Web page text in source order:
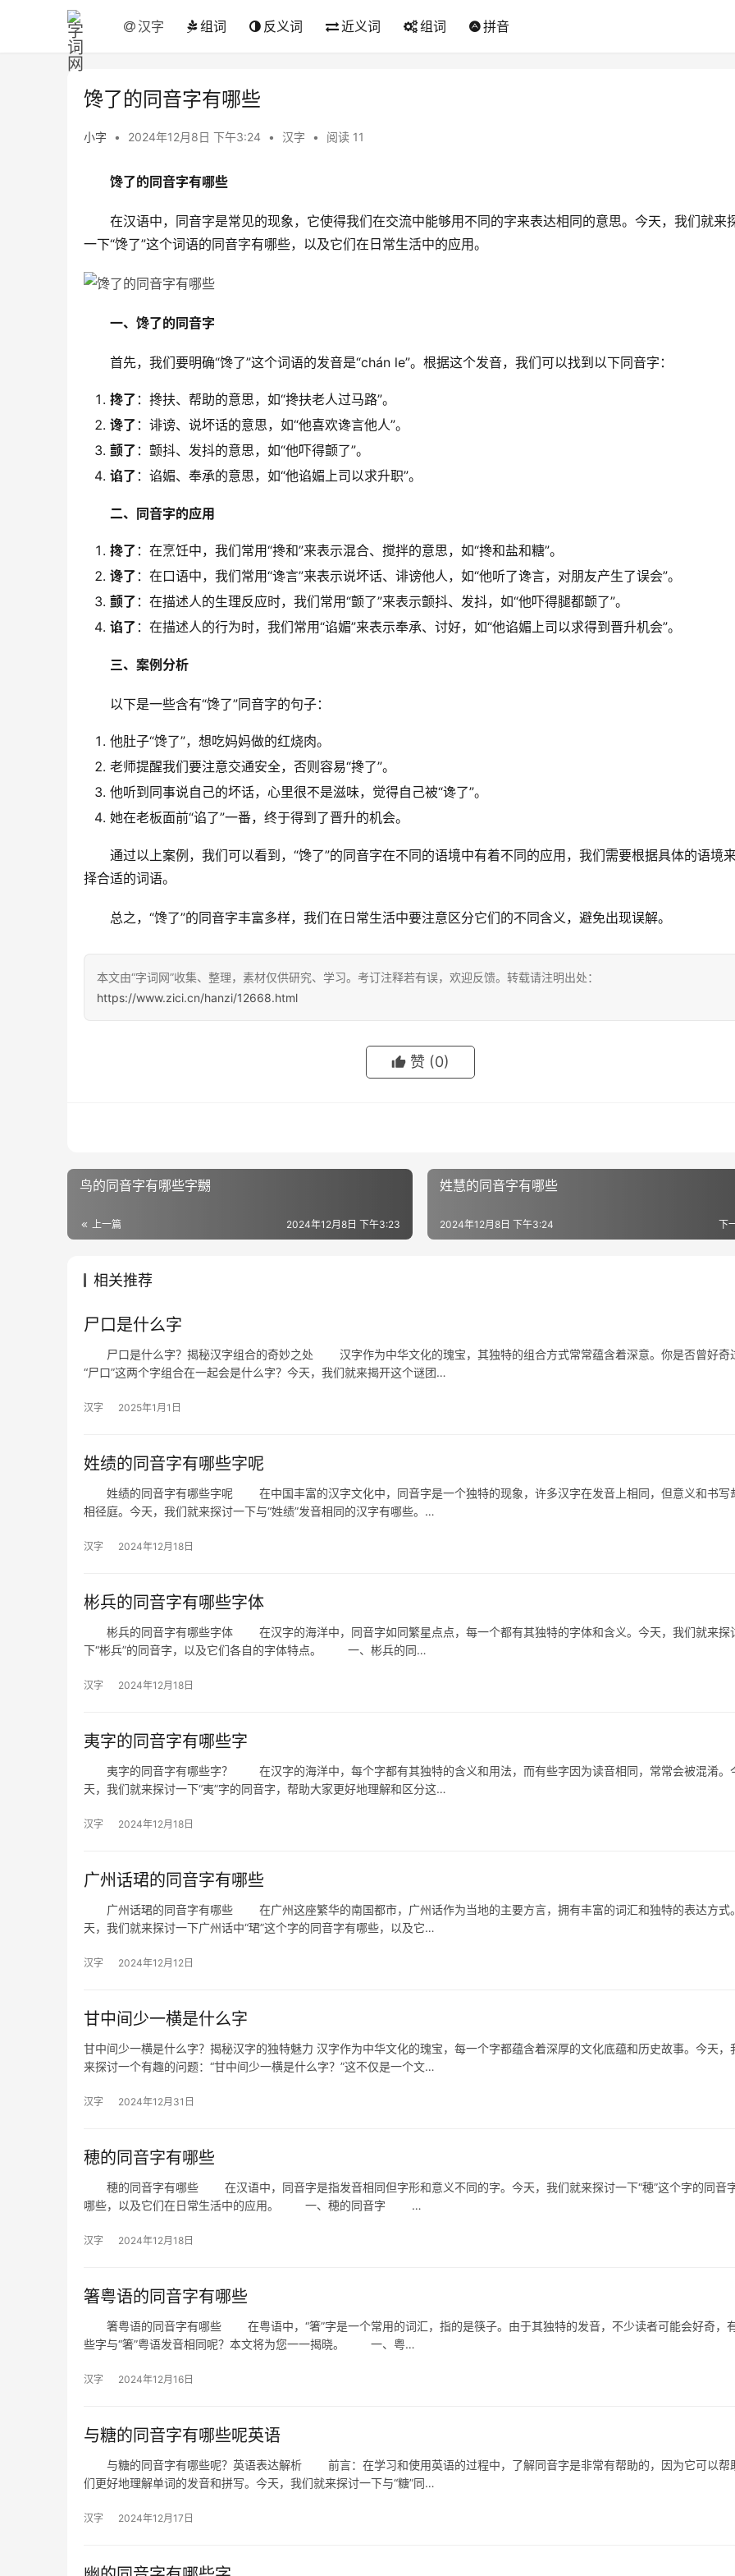
汉字 组词 反义词 近义词 组词 拼音
馋了的同音字有哪些
小字 • 2024年12月8日 下午3:24 • 汉字 • 阅读 11
馋了的同音字有哪些
在汉语中，同音字是常见的现象，它使得我们在交流中能够用不同的字来表达相同的意思。今天，我们就来
一下“馋了”这个词语的同音字有哪些，以及它们在日常生活中的应用。
一、馋了的同音字
首先，我们要明确“馋了”这个词语的发音是“chán le”。根据这个发音，我们可以找到以下同音字：
搀了 ：搀扶、帮助的意思，如“搀扶老人过马路”。
谗了 ：诽谤、说坏话的意思，如“他喜欢谗言他人”。
颤了 ：颤抖、发抖的意思，如“他吓得颤了”。
谄了 ：谄媚、奉承的意思，如“他谄媚上司以求升职”。
二、同音字的应用
搀了 ：在烹饪中，我们常用“搀和”来表示混合、搅拌的意思，如“搀和盐和糖”。
谗了 ：在口语中，我们常用“谗言”来表示说坏话、诽谤他人，如“他听了谗言，对朋友产生了误会”。
颤了 ：在描述人的生理反应时，我们常用“颤了”来表示颤抖、发抖，如“他吓得腿都颤了”。
谄了 ：在描述人的行为时，我们常用“谄媚”来表示奉承、讨好，如“他谄媚上司以求得到晋升机会”。
三、案例分析
以下是一些含有“馋了”同音字的句子：
他肚子“馋了”，想吃妈妈做的红烧肉。
老师提醒我们要注意交通安全，否则容易“搀了”。
他听到同事说自己的坏话，心里很不是滋味，觉得自己被“谗了”。
她在老板面前“谄了”一番，终于得到了晋升的机会。
通过以上案例，我们可以看到，“馋了”的同音字在不同的语境中有着不同的应用，我们需要根据具体的语境
择合适的词语。
总之，“馋了”的同音字丰富多样，我们在日常生活中要注意区分它们的不同含义，避免出现误解。
本文由“字词网”收集、整理，素材仅供研究、学习。考订注释若有误，欢迎反馈。转载请注明出处：
https://www.zici.cn/hanzi/12668.html
赞 (0)
鸟的同音字有哪些字嬲
上一篇 2024年12月8日 下午3:23
姓慧的同音字有哪些
下
2024年12月8日 下午3:24
相关推荐
尸口是什么字
尸口是什么字？揭秘汉字组合的奇妙之处 汉字作为中华文化的瑰宝，其独特的组合方式常常蕴含着深意。你是否曾好奇
“尸口”这两个字组合在一起会是什么字？今天，我们就来揭开这个谜团…
汉字 2025年1月1日
姓绩的同音字有哪些字呢
姓绩的同音字有哪些字呢 在中国丰富的汉字文化中，同音字是一个独特的现象，许多汉字在发音上相同，但意义和书写
相径庭。今天，我们就来探讨一下与“姓绩”发音相同的汉字有哪些。…
汉字 2024年12月18日
彬兵的同音字有哪些字体
彬兵的同音字有哪些字体 在汉字的海洋中，同音字如同繁星点点，每一个都有其独特的字体和含义。今天，我们就来探
下“彬兵”的同音字，以及它们各自的字体特点。 一、彬兵的同…
汉字 2024年12月18日
夷字的同音字有哪些字
夷字的同音字有哪些字？ 在汉字的海洋中，每个字都有其独特的含义和用法，而有些字因为读音相同，常常会被混淆。
天，我们就来探讨一下“夷”字的同音字，帮助大家更好地理解和区分这…
汉字 2024年12月18日
广州话珺的同音字有哪些
广州话珺的同音字有哪些 在广州这座繁华的南国都市，广州话作为当地的主要方言，拥有丰富的词汇和独特的表达方式
天，我们就来探讨一下广州话中“珺”这个字的同音字有哪些，以及它…
汉字 2024年12月12日
甘中间少一横是什么字
甘中间少一横是什么字？揭秘汉字的独特魅力 汉字作为中华文化的瑰宝，每一个字都蕴含着深厚的文化底蕴和历史故事。今天，
来探讨一个有趣的问题：“甘中间少一横是什么字？”这不仅是一个文…
汉字 2024年12月31日
穂的同音字有哪些
穂的同音字有哪些 在汉语中，同音字是指发音相同但字形和意义不同的字。今天，我们就来探讨一下“穂”这个字的同音
哪些，以及它们在日常生活中的应用。 一、穂的同音字 …
汉字 2024年12月18日
箸粤语的同音字有哪些
箸粤语的同音字有哪些 在粤语中，“箸”字是一个常用的词汇，指的是筷子。由于其独特的发音，不少读者可能会好奇，
些字与“箸”粤语发音相同呢？本文将为您一一揭晓。 一、粤…
汉字 2024年12月16日
与糖的同音字有哪些呢英语
与糖的同音字有哪些呢？英语表达解析 前言：在学习和使用英语的过程中，了解同音字是非常有帮助的，因为它可以帮
们更好地理解单词的发音和拼写。今天，我们就来探讨一下与“糖”同…
汉字 2024年12月17日